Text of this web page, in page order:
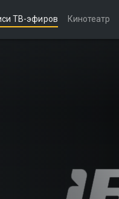
ТВ-эфиров Кинотеатр